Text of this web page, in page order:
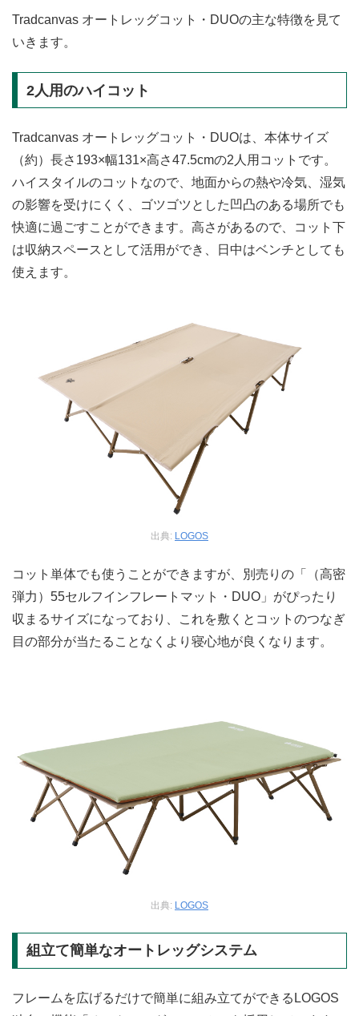
Tradcanvas オートレッグコット・DUOの主な特徴を見て
いきます。
2人用のハイコット
Tradcanvas オートレッグコット・DUOは、本体サイズ
（約）長さ193×幅131×高さ47.5cmの2人用コットです。
ハイスタイルのコットなので、地面からの熱や冷気、湿気
の影響を受けにくく、ゴツゴツとした凹凸のある場所でも
快適に過ごすことができます。高さがあるので、コット下
は収納スペースとして活用ができ、日中はベンチとしても
使えます。
出典: LOGOS
コット単体でも使うことができますが、別売りの「（高密
弾力）55セルフインフレートマット・DUO」がぴったり
収まるサイズになっており、これを敷くとコットのつなぎ
目の部分が当たることなくより寝心地が良くなります。
出典: LOGOS
組立て簡単なオートレッグシステム
フレームを広げるだけで簡単に組み立てができるLOGOS